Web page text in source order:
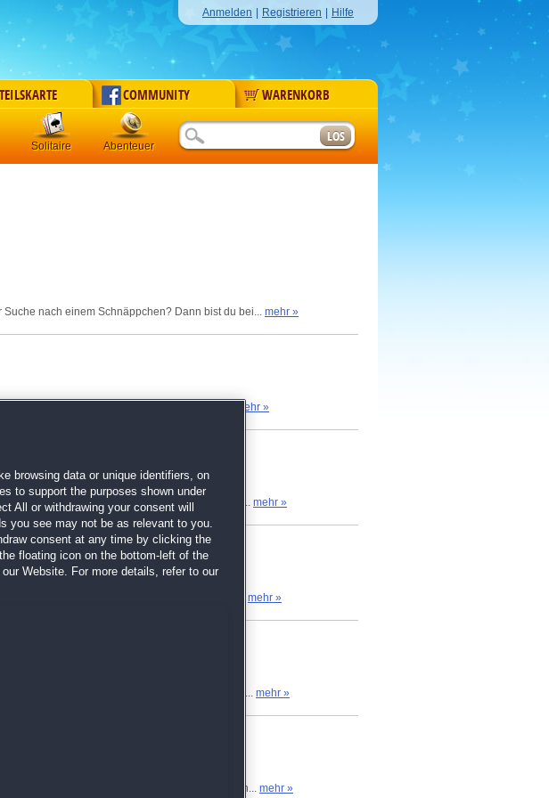
Anmelden Registrieren Hilfe
COMMUNITY WARENKORB
Solitaire Abenteuer
nach einem Schnäppchen? Dann bist du bei... mehr »
die Vergangenheit katapultiert - bis hinein in...
mehr »
Prinz Adam heiraten und sie lebten glücklich... mehr »
gibt zwei Dinge, die Atlantis jetzt braucht: ein... mehr »
etwas besseren Minigames und noch länger... mehr »
bittet um Hilfe und Dylan macht sich auf den... mehr »
browsing data or unique identifiers, on
to support the purposes shown under
All or withdrawing your consent will
you see may not be as relevant to you.
consent at any time by clicking the
floating icon on the bottom-left of the
Website. For more details, refer to our